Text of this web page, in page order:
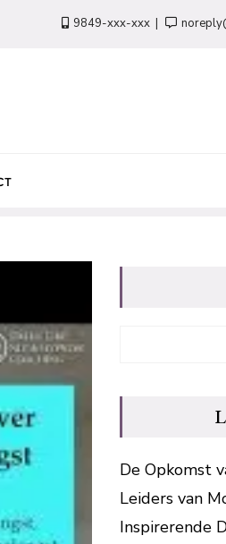
9849-xxx-xxx
De Opkomst
Leiders van
Inspirerende